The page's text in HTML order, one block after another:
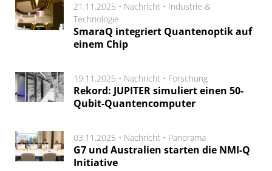
21.11.2025 • Nachricht • Industrie &
Technologie
SmaraQ integriert Quantenoptik auf
einem Chip
19.11.2025 • Nachricht • Forschung
Rekord: JUPITER simuliert einen 50-
Qubit-Quantencomputer
03.11.2025 • Nachricht • Panorama
G7 und Australien starten die NMI-Q
Initiative